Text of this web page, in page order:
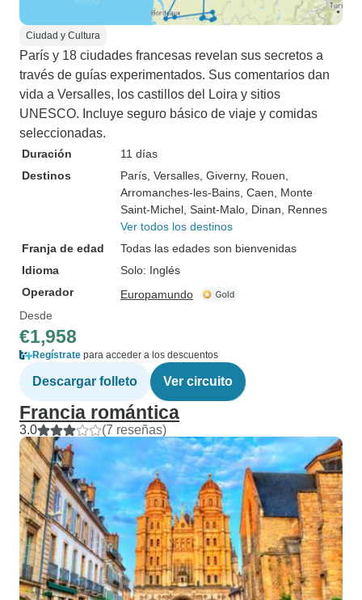
Ciudad y Cultura
París y 18 ciudades francesas revelan sus secretos a
través de guías experimentados. Sus comentarios dan
vida a Versalles, los castillos del Loira y sitios
UNESCO. Incluye seguro básico de viaje y comidas
seleccionadas.
Duración
11 días
Destinos
París , Versalles , Giverny, Rouen
Arromanches-les-Bains , Caen , Monte
Saint-Michel , Saint-Malo , Dinan , Rennes
Ver todos los destinos
Franja de edad
Todas las edades son bienvenidas
Idioma
Solo: Inglés
Operador
Europamundo
Desde
€1,958
Regístrate para acceder a los descuentos
Descargar folleto Ver circuito
Francia romántica
3.0 (7 reseñas)